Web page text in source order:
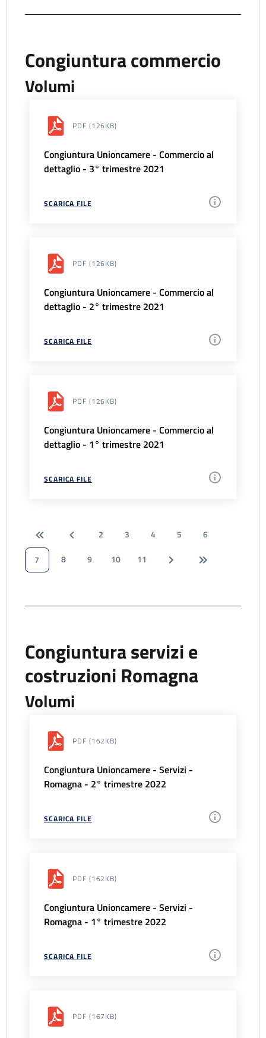
Congiuntura commercio
Volumi
PDF (126KB)
Congiuntura Unioncamere - Commercio al
dettaglio - 3° trimestre 2021
SCARICA FILE
PDF (126KB)
Congiuntura Unioncamere - Commercio al
dettaglio - 2° trimestre 2021
SCARICA FILE
PDF (126KB)
Congiuntura Unioncamere - Commercio al
dettaglio - 1° trimestre 2021
SCARICA FILE
2 3 4 5
6
7
8 9 10 11
Congiuntura servizi e
costruzioni Romagna
Volumi
PDF (162KB)
Congiuntura Unioncamere - Servizi -
Romagna - 2° trimestre 2022
SCARICA FILE
PDF (162KB)
Congiuntura Unioncamere - Servizi -
Romagna - 1° trimestre 2022
SCARICA FILE
PDF (167KB)